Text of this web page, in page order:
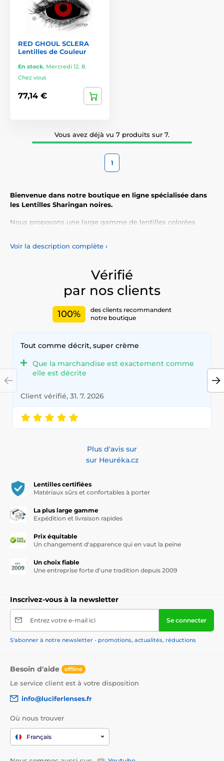
RED GHOUL SCLERA
Lentilles de Couleur
En stock, Mercredi 12. 8.
Chez vous
77,14 €
Vous avez déjà vu 7 produits sur 7.
1
Bienvenue dans notre boutique en ligne spécialisée dans
les Lentilles Sharingan noires.
Nous proposons une large gamme de lentilles colorées
Les lentilles de contact noires
permettent également d’exprimer votre personnalité et votre
Découvrez notre vaste sélection de lentilles colorées,
conçues pour offrir confort et sécurité tout au long de la
lentilles de haute qualité, conformes aux normes les plus
strictes en matière de confort et de sécurité.
Voir la description complète ›
Vérifié
par nos clients
100%
des clients recommandent
notre boutique
Tout comme décrit, super crème
Que la marchandise est exactement comme
elle est décrite
Client vérifié, 31. 7. 2026
Plus d'avis sur
sur Heuréka.cz
Lentilles certifiées
Matériaux sûrs et confortables à porter
La plus large gamme
Expédition et livraison rapides
Prix équitable
Un changement d'apparence qui en vaut la peine
Un choix fiable
Une entreprise forte d'une tradition depuis 2009
Inscrivez-vous à la newsletter
Entrez votre e-mail ici Se connecter
S'abonner à notre newsletter - promotions, actualités, réductions
Besoin d'aide offline
Le service client est à votre disposition
info@luciferlenses.fr
Où nous trouver
Français